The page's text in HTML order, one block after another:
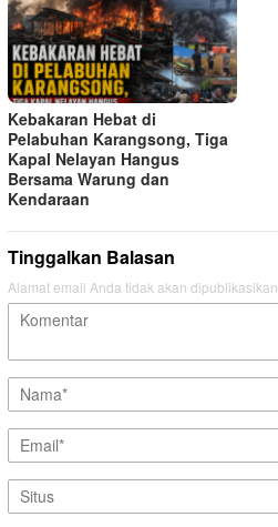
Kebakaran Hebat di
Pelabuhan Karangsong, Tiga
Kapal Nelayan Hangus
Bersama Warung dan
Kendaraan
Tinggalkan Balasan
Alamat email Anda tidak akan dipublikasikan.